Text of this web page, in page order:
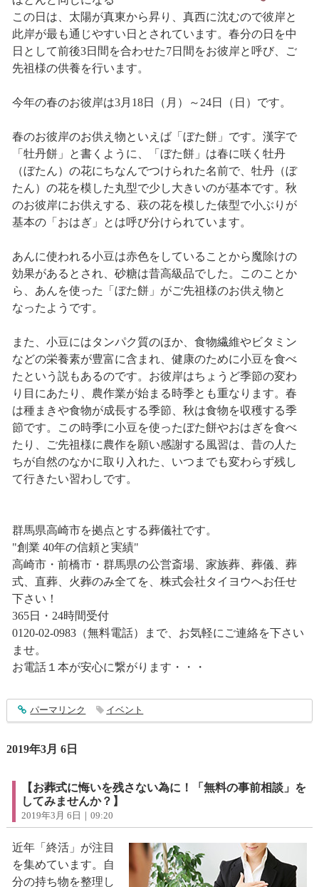
この日は、太陽が真東から昇り、真西に沈むので彼岸と
此岸が最も通じやすい日とされています。春分の日を中
日として前後3日間を合わせた7日間をお彼岸と呼び、ご
先祖様の供養を行います。
今年の春のお彼岸は3月18日（月）～24日（日）です。
春のお彼岸のお供え物といえば「ぼた餅」です。漢字で
「牡丹餅」と書くように、「ぼた餅」は春に咲く牡丹
（ぼたん）の花にちなんでつけられた名前で、牡丹（ぼ
たん）の花を模した丸型で少し大きいのが基本です。秋
のお彼岸にお供えする、萩の花を模した俵型で小ぶりが
基本の「おはぎ」とは呼び分けられています。
あんに使われる小豆は赤色をしていることから魔除けの
効果があるとされ、砂糖は昔高級品でした。このことか
ら、あんを使った「ぼた餅」がご先祖様のお供え物と
なったようです。
また、小豆にはタンパク質のほか、食物繊維やビタミン
などの栄養素が豊富に含まれ、健康のために小豆を食べ
たという説もあるのです。お彼岸はちょうど季節の変わ
り目にあたり、農作業が始まる時季とも重なります。春
は種まきや食物が成長する季節、秋は食物を収穫する季
節です。この時季に小豆を使ったぼた餅やおはぎを食べ
たり、ご先祖様に農作を願い感謝する風習は、昔の人た
ちが自然のなかに取り入れた、いつまでも変わらず残し
て行きたい習わしです。
群馬県高崎市を拠点とする葬儀社です。
"創業 40年の信頼と実績"
高崎市・前橋市・群馬県の公営斎場、家族葬、葬儀、葬
式、直葬、火葬のみ全てを、株式会社タイヨウへお任せ
下さい！
365日・24時間受付
0120-02-0983（無料電話）まで、お気軽にご連絡を下さい
ませ。
お電話１本が安心に繋がります・・・
entry1816
パーマリンク イベント
2019年3月 6日
【お葬式に悔いを残さない為に！「無料の事前相談」を
してみませんか？】
2019年3月 6日｜09:20
近年「終活」が注目
を集めています。自
分の持ち物を整理し